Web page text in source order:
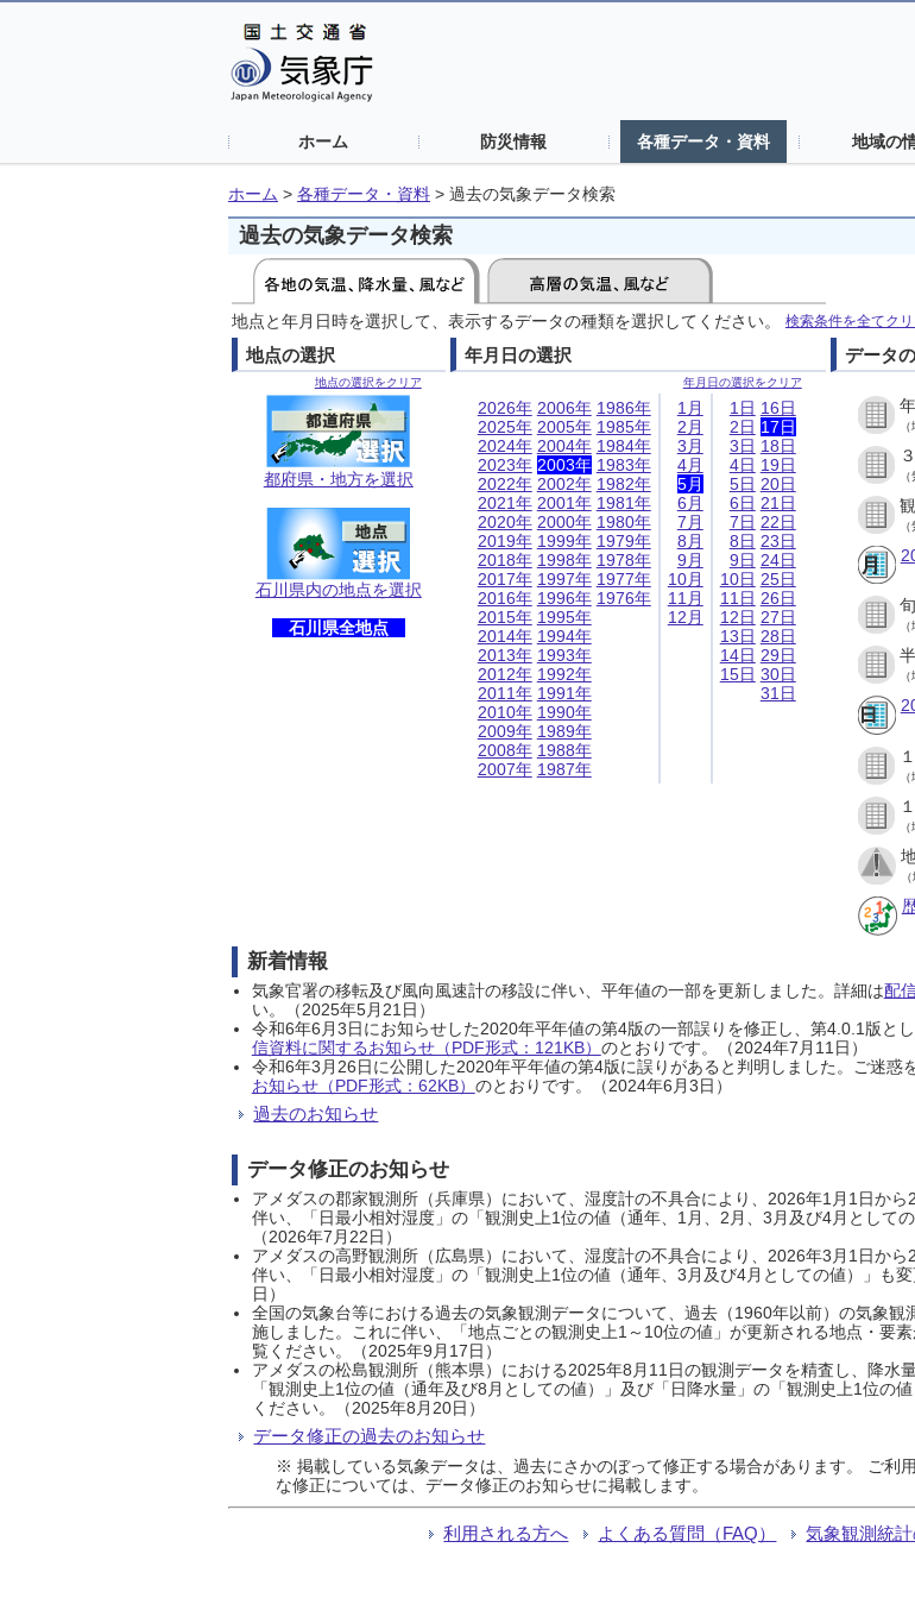
ホーム 防災情報 各種データ・資料 地域の
ホーム > 各種データ・資料 > 過去の気象データ検索
過去の気象データ検索
地点と年月日時を選択して、表示するデータの種類を選択してください。 検索条件を全てクリ
地点の選択
地点の選択をクリア
都府県・地方を選択
石川県内の地点を選択
石川県全地点
年月日の選択
年月日の選択をクリア
2026年
2025年
2024年
2023年
2022年
2021年
2020年
2019年
2018年
2017年
2016年
2015年
2014年
2013年
2012年
2011年
2010年
2009年
2008年
2007年
2006年
2005年
2004年
2003年
2002年
2001年
2000年
1999年
1998年
1997年
1996年
1995年
1994年
1993年
1992年
1991年
1990年
1989年
1988年
1987年
1986年
1985年
1984年
1983年
1982年
1981年
1980年
1979年
1978年
1977年
1976年
1月
2月
3月
4月
5月
6月
7月
8月
9月
10月
11月
12月
1日
2日
3日
4日
5日
6日
7日
8日
9日
10日
11日
12日
13日
14日
15日
16日
17日
18日
19日
20日
21日
22日
23日
24日
25日
26日
27日
28日
29日
30日
31日
データ
新着情報
気象官署の移転及び風向風速計の移設に伴い、平年値の一部を更新しました。詳細は配
い。（2025年5月21日）
令和6年6月3日にお知らせした2020年平年値の第4版の一部誤りを修正し、第4.0.1版と
信資料に関するお知らせ（PDF形式：121KB） のとおりです。（2024年7月11日）
令和6年3月26日に公開した2020年平年値の第4版に誤りがあると判明しました。ご迷惑
お知らせ（PDF形式：62KB） のとおりです。（2024年6月3日）
過去のお知らせ
データ修正のお知らせ
アメダスの郡家観測所（兵庫県）において、湿度計の不具合により、2026年1月1日か
伴い、「日最小相対湿度」の「観測史上1位の値（通年、1月、2月、3月及び4月として
（2026年7月22日）
アメダスの高野観測所（広島県）において、湿度計の不具合により、2026年3月1日か
伴い、「日最小相対湿度」の「観測史上1位の値（通年、3月及び4月としての値）」も
日）
全国の気象台等における過去の気象観測データについて、過去（1960年以前）の気象
施しました。これに伴い、「地点ごとの観測史上1～10位の値」が更新される地点・要
覧ください。（2025年9月17日）
アメダスの松島観測所（熊本県）における2025年8月11日の観測データを精査し、降水
「観測史上1位の値（通年及び8月としての値）」及び「日降水量」の「観測史上1位の
ください。（2025年8月20日）
データ修正の過去のお知らせ
※ 掲載している気象データは、過去にさかのぼって修正する場合があります。 ご利
な修正については、データ修正のお知らせに掲載します。
利用される方へ よくある質問（FAQ） 気象観測統